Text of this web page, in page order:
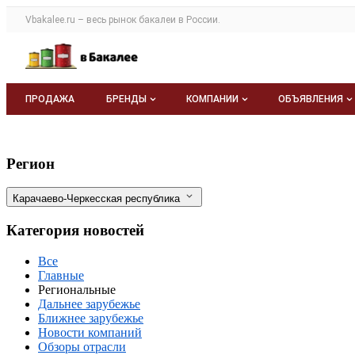
Раздел навигации по сайту vbakalee.ru
Vbakalee.ru – весь рынок бакалеи в России.
Авторизация и меню пользователя
Навигация по разделам сайта vbakalee.ru
ПРОДАЖА БРЕНДЫ КОМПАНИИ ОБЪЯВЛЕНИЯ
В Карачаево-Черкесии запускают
Фильтры
Регион
Карачаево-Черкесская республика
Категория новостей
Все
Главные
Региональные
Дальнее зарубежье
Ближнее зарубежье
Новости компаний
Обзоры отрасли